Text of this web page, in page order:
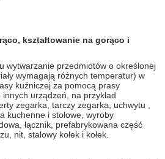
kształtowanie na gorąco i
wytwarzanie przedmiotów o określonej
wymagają różnych temperatur) w
kuźniczej za pomocą prasy
urządzeń, na przykład
zegarka, tarczy zegarka, uchwytu ,
kuchenne i stołowe, wyroby
łącznik, prefabrykowana część
nit, stalowy kołek i kołek.